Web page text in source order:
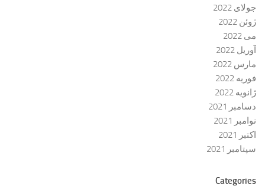
جولای 2022
ژوئن 2022
می 2022
آوریل 2022
مارس 2022
فوریه 2022
ژانویه 2022
دسامبر 2021
نوامبر 2021
اکتبر 2021
سپتامبر 2021
Categories